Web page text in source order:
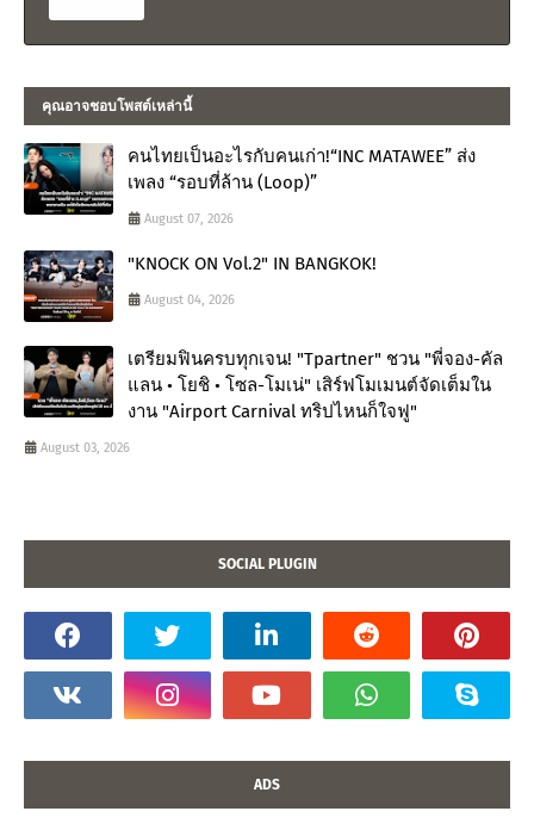
คุณอาจชอบโพสต์เหล่านี้
คนไทยเป็นอะไรกับคนเก่า!“INC MATAWEE” ส่ง
เพลง “รอบที่ล้าน (Loop)”
August 07, 2026
"KNOCK ON Vol.2" IN BANGKOK!
August 04, 2026
เตรียมฟินครบทุกเจน! "Tpartner" ชวน "พี่จอง-คัล
แลน • โยชิ • โซล-โมเน่" เสิร์ฟโมเมนต์จัดเต็มใน
งาน "Airport Carnival ทริปไหนก็ใจฟู"
August 03, 2026
SOCIAL PLUGIN
ADS